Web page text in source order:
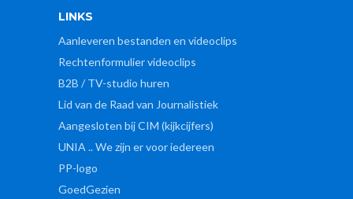
LINKS
Aanleveren bestanden en videoclips
Rechtenformulier videoclips
B2B / TV-studio huren
Lid van de Raad van Journalistiek
Aangesloten bij CIM (kijkcijfers)
UNIA .. We zijn er voor iedereen
PP-logo
GoedGezien